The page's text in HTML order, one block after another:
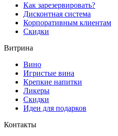
Как зарезервировать?
Дисконтная система
Корпоративным клиентам
Скидки
Витрина
Вино
Игристые вина
Крепкие напитки
Ликеры
Скидки
Идеи для подарков
Контакты